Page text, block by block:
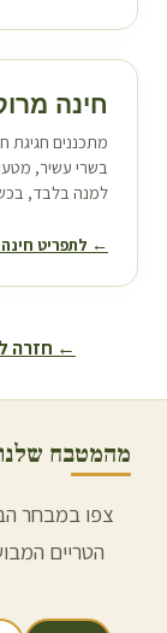
חינה
מתכננים חגיגת
למנה בלבד,
← לתפריט
← חזרה
מהמטבח
צפו במבחר
הטריים